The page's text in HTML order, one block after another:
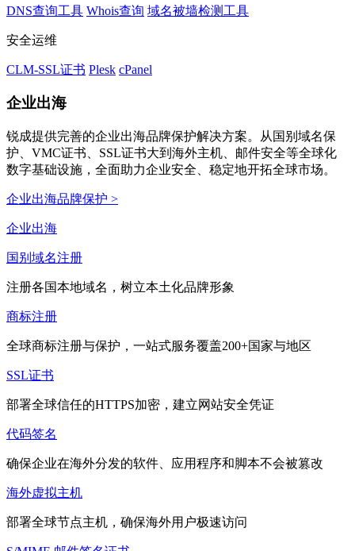
DNS查询工具 Whois查询 域名被墙检测工具
安全运维
CLM-SSL证书 Plesk cPanel
企业出海
锐成提供完善的企业出海品牌保护解决方案。从国别域名保
护、VMC证书、SSL证书大到海外主机、邮件安全等全球化
数字基础设施，全面助力企业安全、稳定地开拓全球市场。
企业出海品牌保护 >
企业出海
国别域名注册
注册各国本地域名，树立本土化品牌形象
商标注册
全球商标注册与保护，一站式服务覆盖200+国家与地区
SSL证书
部署全球信任的HTTPS加密，建立网站安全凭证
代码签名
确保企业在海外分发的软件、应用程序和脚本不会被篡改
海外虚拟主机
部署全球节点主机，确保海外用户极速访问